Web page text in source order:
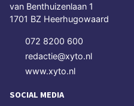
van Benthuizenlaan 1
1701 BZ Heerhugowaard
072 8200 600
redactie@xyto.nl
www.xyto.nl
SOCIAL MEDIA